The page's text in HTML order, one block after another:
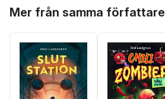
Mer från samma författare